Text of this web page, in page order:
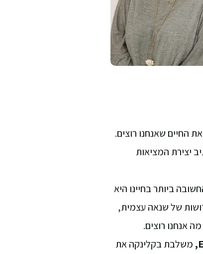
החיים שאנחנו רוצים.
יצירת המציאות
ביותר בחיינו היא
של שנאה עצמית,
אנחנו רוצים.
משלבת בקלינקה את